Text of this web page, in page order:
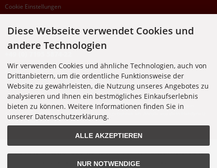
Cookie Einstellungen
SUPPORTHOTLINE
Zu laufenden Aufträgen oder Fragen allgemein:
Montag, Dienstag, Donnerstag, Freitag: 10:00 - 16:00 Uhr
Mittwoch: 10:00 - 18:00 Uhr
* Kosten: normaler Ortstarif DE, mit Flatratevertrag natürlich kostenlos. Aus dem
Ausland fallen die jeweils geltenden Auslandsgebühren an. Anrufe aus dem Handynetz
können abweichen.
Alle Preise inkl. gesetzl. MwSt. zzgl.Versandkosten. Die durchgestrichenen Preise
entsprechen dem bisherigen Preis bei Nixgut Onlineshop
Diese Webseite verwendet Cookies und
andere Technologien
Wir verwenden Cookies und ähnliche Technologien, auch von
Drittanbietern, um die ordentliche Funktionsweise der
Website zu gewährleisten, die Nutzung unseres Angebotes zu
analysieren und Ihnen ein bestmögliches Einkaufserlebnis
bieten zu können. Weitere Informationen finden Sie in
unserer Datenschutzerklärung.
ALLE AKZEPTIEREN
NUR NOTWENDIGE